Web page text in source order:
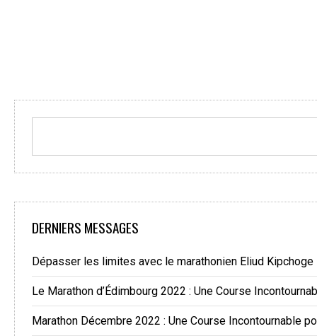
DERNIERS MESSAGES
Dépasser les limites avec le marathonien Eliud Kipchoge
Le Marathon d’Édimbourg 2022 : Une Course
Marathon Décembre 2022 : Une Course Incontournable